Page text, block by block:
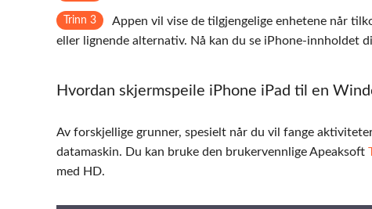
Trinn 3
Appen vil vise de tilgjengelige enhetene når
eller lignende alternativ. Nå kan du se iPhone-innholdet
Hvordan skjermspeile iPhone iPad til en
Av forskjellige grunner, spesielt når du vil fange
datamaskin. Du kan bruke den brukervennlige Apeaksoft
med HD.